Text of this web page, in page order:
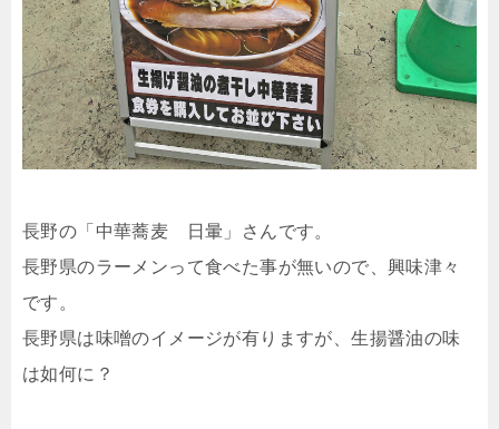
長野の「中華蕎麦 日暈」さんです。
長野県のラーメンって食べた事が無いので、興味津々
です。
長野県は味噌のイメージが有りますが、生揚醤油の味
は如何に？